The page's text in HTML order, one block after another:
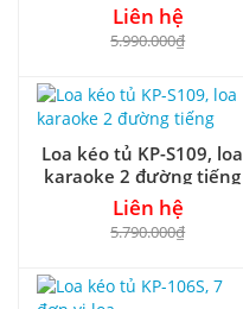
Liên hệ
5.990.000₫
Loa kéo tủ KP-S109, loa
karaoke 2 đường tiếng
Liên hệ
5.790.000₫